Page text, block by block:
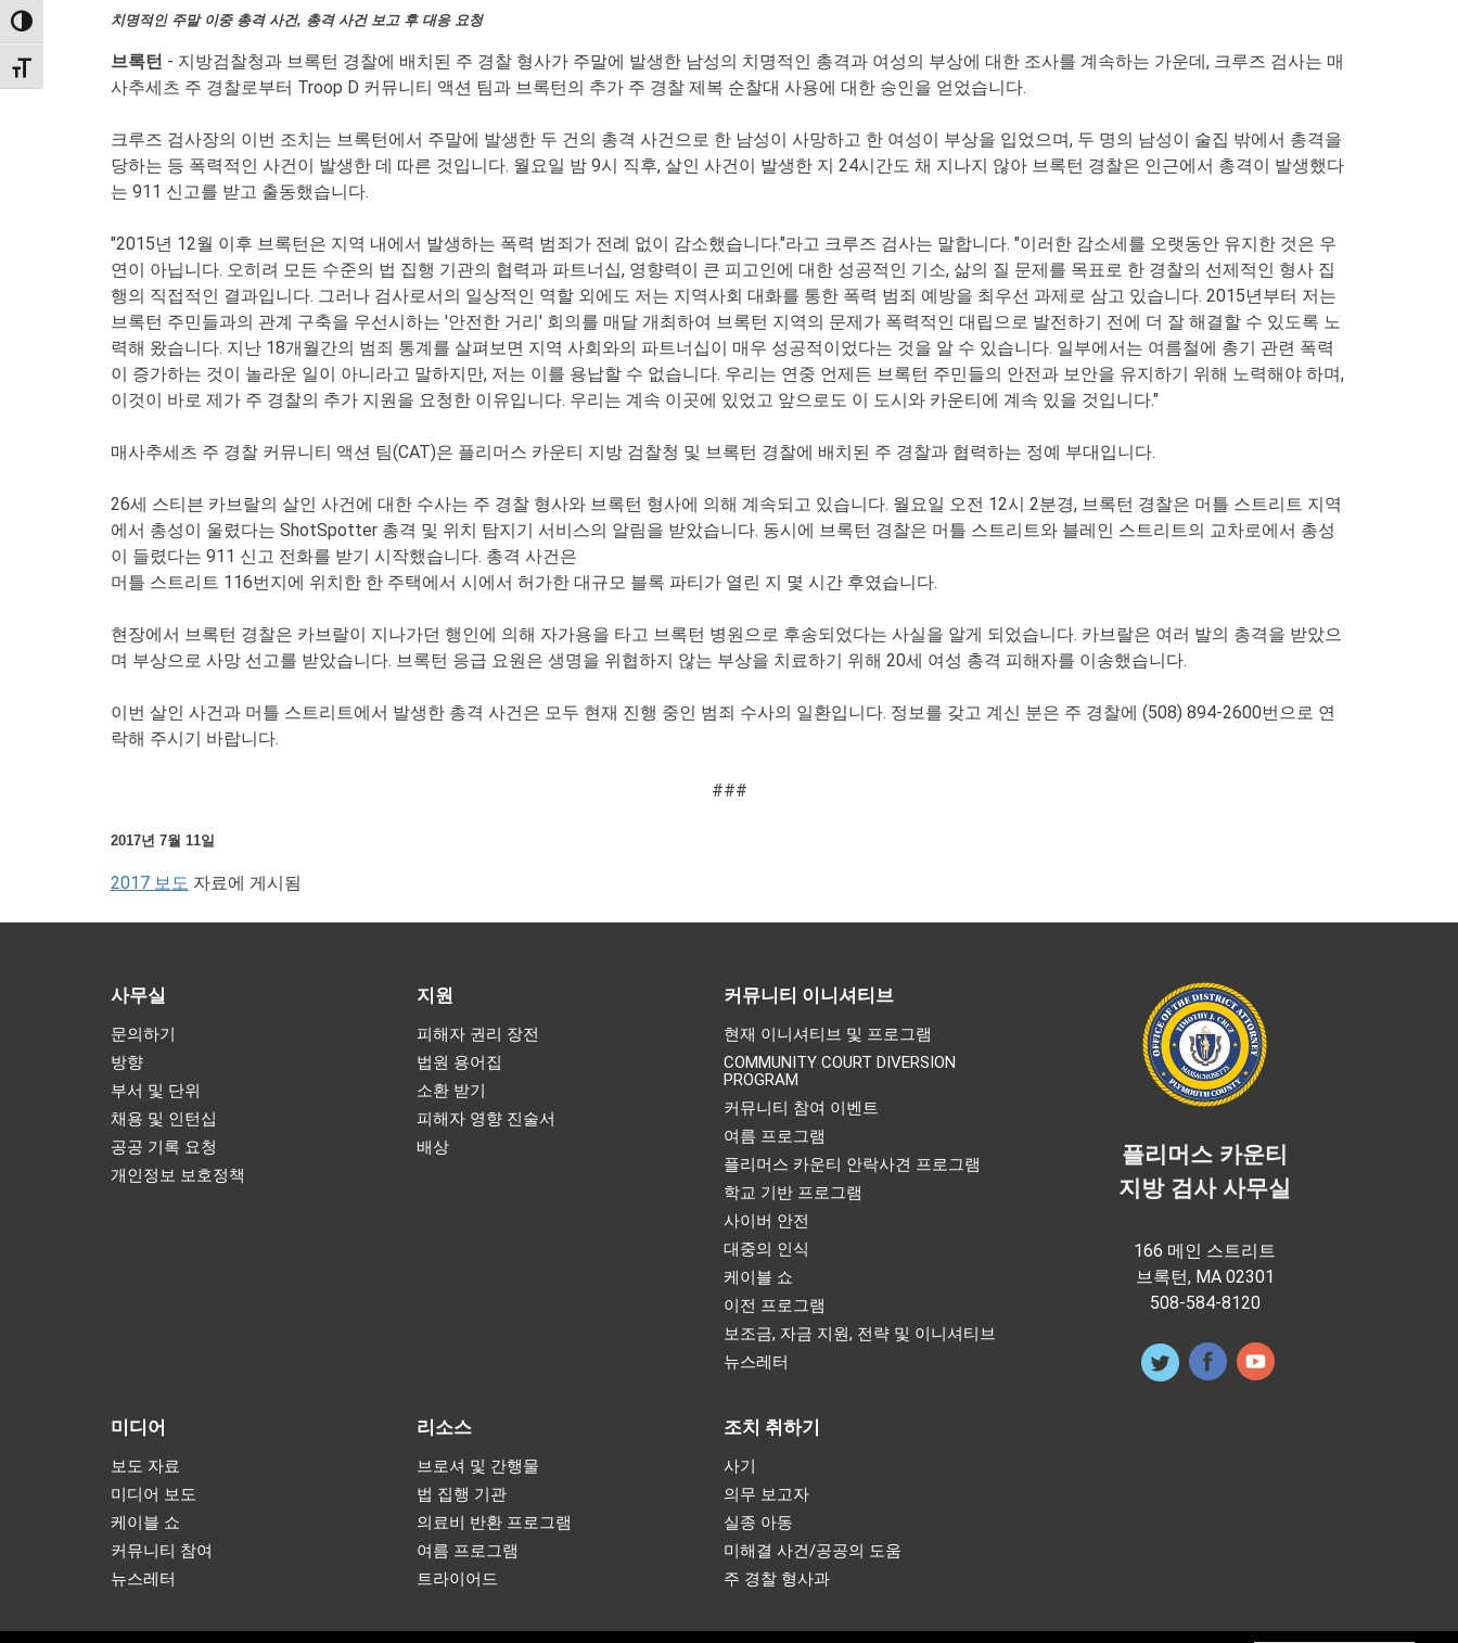
TOGGLE HIGH CONTRAST
TOGGLE FONT SIZE
치명적인 주말 이중 총격 사건, 총격 사건 보고 후 대응 요청
브록턴 - 지방검찰청과 브록턴 경찰에 배치된 주 경찰 형사가 주말에 발생한 남성의 치명적인 총격과 여성의 부상에 대한 조사를 계속하는 가운데, 크루즈 검사는 매
사추세츠 주 경찰로부터 Troop D 커뮤니티 액션 팀과 브록턴의 추가 주 경찰 제복 순찰대 사용에 대한 승인을 얻었습니다.
크루즈 검사장의 이번 조치는 브록턴에서 주말에 발생한 두 건의 총격 사건으로 한 남성이 사망하고 한 여성이 부상을 입었으며, 두 명의 남성이 술집 밖에서 총격을
당하는 등 폭력적인 사건이 발생한 데 따른 것입니다. 월요일 밤 9시 직후, 살인 사건이 발생한 지 24시간도 채 지나지 않아 브록턴 경찰은 인근에서 총격이 발생했다
는 911 신고를 받고 출동했습니다.
"2015년 12월 이후 브록턴은 지역 내에서 발생하는 폭력 범죄가 전례 없이 감소했습니다."라고 크루즈 검사는 말합니다. "이러한 감소세를 오랫동안 유지한 것은 우
연이 아닙니다. 오히려 모든 수준의 법 집행 기관의 협력과 파트너십, 영향력이 큰 피고인에 대한 성공적인 기소, 삶의 질 문제를 목표로 한 경찰의 선제적인 형사 집
행의 직접적인 결과입니다. 그러나 검사로서의 일상적인 역할 외에도 저는 지역사회 대화를 통한 폭력 범죄 예방을 최우선 과제로 삼고 있습니다. 2015년부터 저는
브록턴 주민들과의 관계 구축을 우선시하는 '안전한 거리' 회의를 매달 개최하여 브록턴 지역의 문제가 폭력적인 대립으로 발전하기 전에 더 잘 해결할 수 있도록 노
력해 왔습니다. 지난 18개월간의 범죄 통계를 살펴보면 지역 사회와의 파트너십이 매우 성공적이었다는 것을 알 수 있습니다. 일부에서는 여름철에 총기 관련 폭력
이 증가하는 것이 놀라운 일이 아니라고 말하지만, 저는 이를 용납할 수 없습니다. 우리는 연중 언제든 브록턴 주민들의 안전과 보안을 유지하기 위해 노력해야 하며,
이것이 바로 제가 주 경찰의 추가 지원을 요청한 이유입니다. 우리는 계속 이곳에 있었고 앞으로도 이 도시와 카운티에 계속 있을 것입니다."
매사추세츠 주 경찰 커뮤니티 액션 팀(CAT)은 플리머스 카운티 지방 검찰청 및 브록턴 경찰에 배치된 주 경찰과 협력하는 정예 부대입니다.
26세 스티븐 카브랄의 살인 사건에 대한 수사는 주 경찰 형사와 브록턴 형사에 의해 계속되고 있습니다. 월요일 오전 12시 2분경, 브록턴 경찰은 머틀 스트리트 지역
에서 총성이 울렸다는 ShotSpotter 총격 및 위치 탐지기 서비스의 알림을 받았습니다. 동시에 브록턴 경찰은 머틀 스트리트와 블레인 스트리트의 교차로에서 총성
이 들렸다는 911 신고 전화를 받기 시작했습니다. 총격 사건은
머틀 스트리트 116번지에 위치한 한 주택에서 시에서 허가한 대규모 블록 파티가 열린 지 몇 시간 후였습니다.
현장에서 브록턴 경찰은 카브랄이 지나가던 행인에 의해 자가용을 타고 브록턴 병원으로 후송되었다는 사실을 알게 되었습니다. 카브랄은 여러 발의 총격을 받았으
며 부상으로 사망 선고를 받았습니다. 브록턴 응급 요원은 생명을 위협하지 않는 부상을 치료하기 위해 20세 여성 총격 피해자를 이송했습니다.
이번 살인 사건과 머틀 스트리트에서 발생한 총격 사건은 모두 현재 진행 중인 범죄 수사의 일환입니다. 정보를 갖고 계신 분은 주 경찰에 (508) 894-2600번으로 연
락해 주시기 바랍니다.
###
2017년 7월 11일
2017 보도 자료에 게시됨
사무실
문의하기
방향
부서 및 단위
채용 및 인턴십
공공 기록 요청
개인정보 보호정책
지원
피해자 권리 장전
법원 용어집
소환 받기
피해자 영향 진술서
배상
커뮤니티 이니셔티브
현재 이니셔티브 및 프로그램
COMMUNITY COURT DIVERSION
PROGRAM
커뮤니티 참여 이벤트
여름 프로그램
플리머스 카운티 안락사견 프로그램
학교 기반 프로그램
사이버 안전
대중의 인식
케이블 쇼
이전 프로그램
보조금, 자금 지원, 전략 및 이니셔티브
뉴스레터
미디어
보도 자료
미디어 보도
케이블 쇼
커뮤니티 참여
뉴스레터
리소스
브로셔 및 간행물
법 집행 기관
의료비 반환 프로그램
여름 프로그램
트라이어드
조치 취하기
사기
의무 보고자
실종 아동
미해결 사건/공공의 도움
주 경찰 형사과
플리머스 카운티
지방 검사 사무실
166 메인 스트리트
브록턴, MA 02301
508-584-8120